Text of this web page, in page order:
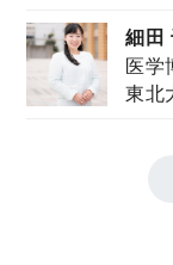
細田
医学
東北